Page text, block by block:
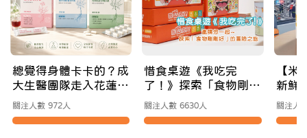
總覺得身體卡卡的？成
大生醫團隊走入花蓮，
為你找回身體本來的舒
適節奏
關注人數 972人
惜食桌遊《我吃完
了！》探索「食物剛剛
好」的冒險之旅
關注人數 6630人
【米
新鮮
你的
站
關注人